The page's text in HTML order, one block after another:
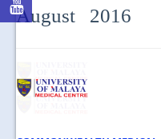
August 2016